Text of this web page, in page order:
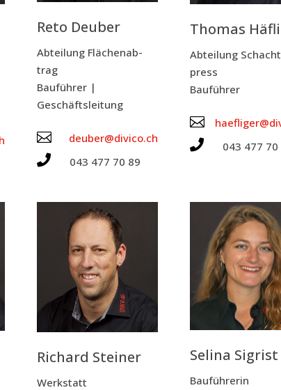
Reto Deu­ber
Abtei­lung Flä­chen­ab­
trag
Bau­füh­rer |
Geschäftsleitung
 deuber@divico.ch
 043 477 70 89
Tho­mas
Abtei­lung
press
Bau­füh­rer

 043 477 70
Richard Stei­ner
Werk­statt
Seli­na Sigrist
Bau­füh­re­rin